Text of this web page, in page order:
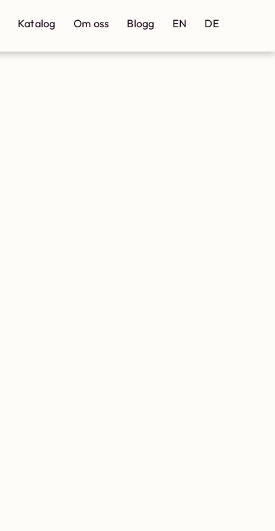
Katalog Om oss Blogg EN DE